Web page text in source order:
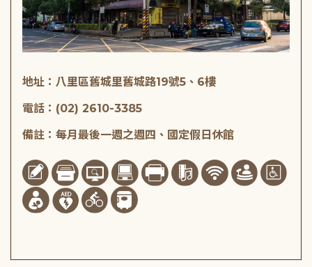
地址：八里區舊城里舊城路19號5、6樓
電話：(02) 2610-3385
備註：每月最後一週之週四、國定假日休館